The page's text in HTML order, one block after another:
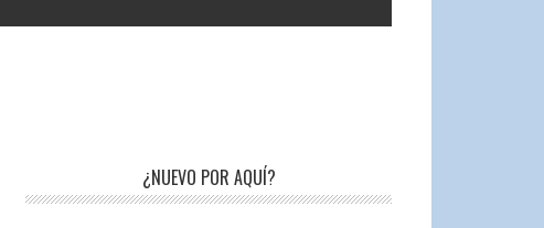
¿NUEVO POR AQUÍ?